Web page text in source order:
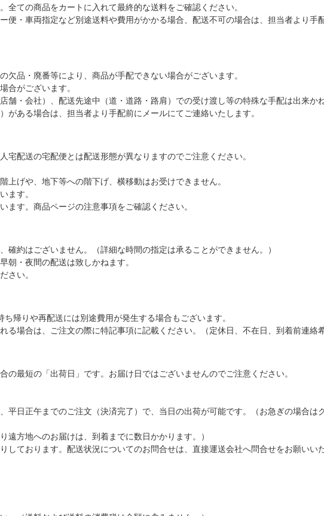
全ての商品をカートに入れて最終的な送料をご確認ください。
便・車両指定など別途送料や費用がかかる場合、配送不可の場合は、担当者より手
品・廃番等により、商品が手配できない場合がございます。
合がございます。
舗・会社）、配送先途中（道・道路・路肩）での受け渡し等の特殊な手配は出来かね
ある場合は、担当者より手配前にメールにてご連絡いたします。
配送の宅配便とは配送形態が異なりますのでご注意ください。
上げや、地下等への階下げ、横移動はお受けできません。
ます。
ます。商品ページの注意事項をご確認ください。
確約はございません。（詳細な時間の指定は承ることができません。）
朝・夜間の配送は致しかねます。
さい。
帰りや再配送には別途費用が発生する場合もございます。
る場合は、ご注文の際に特記事項に記載ください。（定休日、不在日、到着前連絡希
の最短の「出荷日」です。お届け日ではございませんのでご注意ください。
平日正午までのご注文（決済完了）で、当日の出荷が可能です。（お急ぎの場合は
遠方地へのお届けは、到着までに数日かかります。）
しております。配送状況についてのお問合せは、直接運送会社へ問合せをお願いい